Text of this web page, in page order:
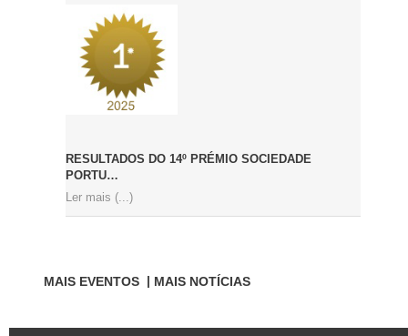
RESULTADOS DO 14º PRÉMIO SOCIEDADE
PORTU…
Ler mais (...)
MAIS EVENTOS MAIS NOTÍCIAS